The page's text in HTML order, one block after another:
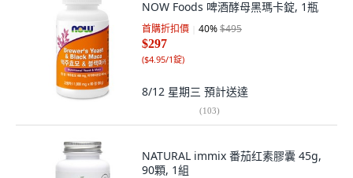
NOW Foods 啤酒酵母黑瑪卡錠, 1瓶
首購折扣價 40%$495
$297
($4.95/1錠)
8/12 星期三 預計送達
(103)
NATURAL immix 番茄红素膠囊 45g,
90顆, 1組